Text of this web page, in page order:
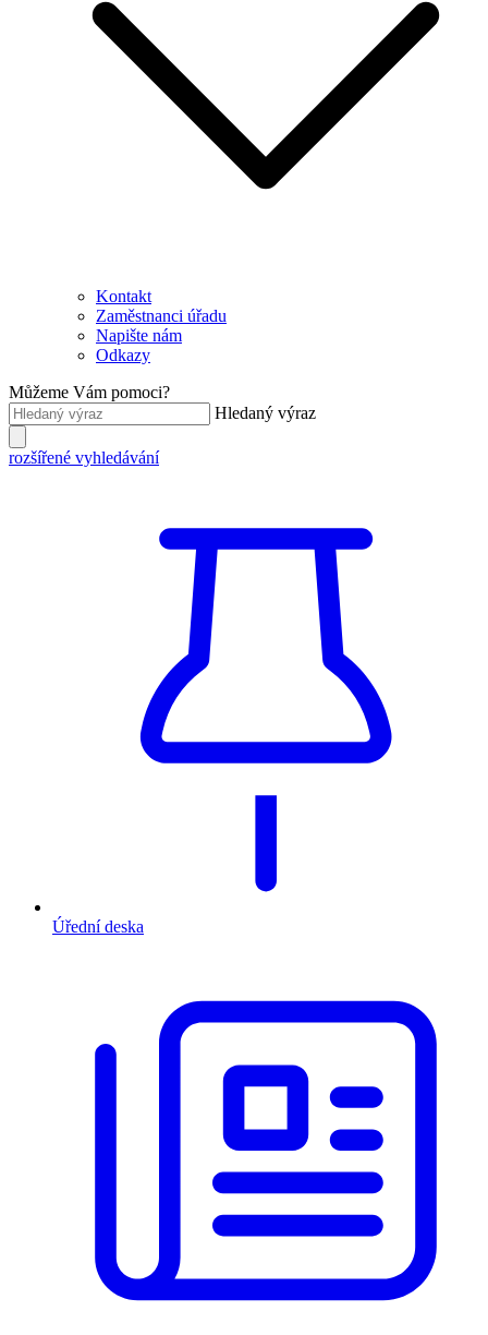
Kontakt
Zaměstnanci úřadu
Napište nám
Odkazy
Můžeme Vám pomoci?
Hledaný výraz
rozšířené vyhledávání
Úřední deska